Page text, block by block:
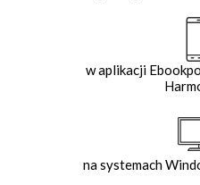
w aplikacji
na systemach